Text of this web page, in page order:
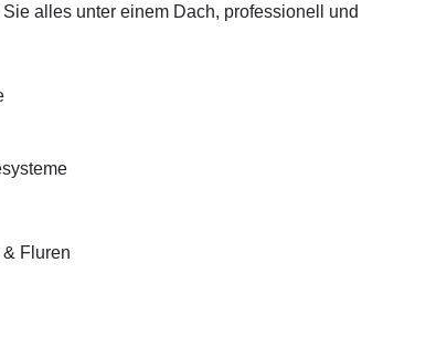
alles unter einem Dach, professionell und
Fluren